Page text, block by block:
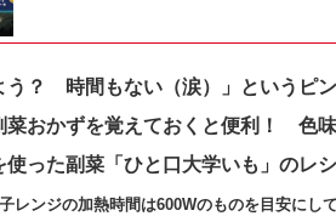
う？ 時間もない（涙）」というピ
菜おかずを覚えておくと便利！ 色
使った副菜「ひと口大学いも」のレ
レンジの加熱時間は600Wのものを目安にして